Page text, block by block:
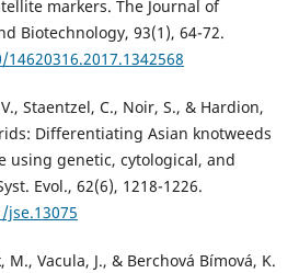
markers. The Journal of
Biotechnology, 93(1), 64-72.
Staentzel, C., Noir, S., & Hardion,
Differentiating Asian knotweeds
using genetic, cytological, and
Evol., 62(6), 1218-1226.
M., Vacula, J., & Berchová Bímová, K.